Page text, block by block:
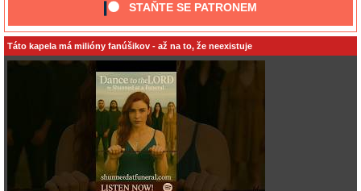
STAŇTE SE PATRONEM
Táto kapela má milióny fanúšikov - až na to, že neexistuje